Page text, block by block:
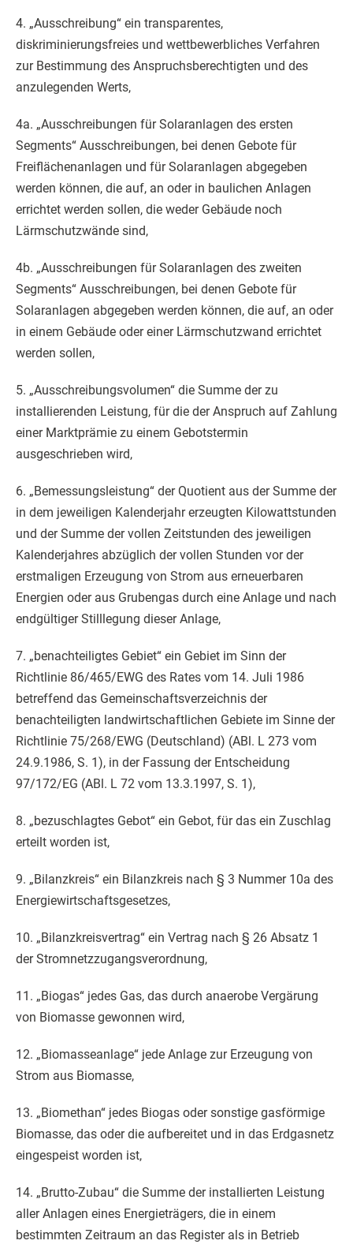
4. „Ausschreibung“ ein transparentes,
diskriminierungsfreies und wettbewerbliches Verfahren
zur Bestimmung des Anspruchsberechtigten und des
anzulegenden Werts,
4a. „Ausschreibungen für Solaranlagen des ersten
Segments“ Ausschreibungen, bei denen Gebote für
Freiflächenanlagen und für Solaranlagen abgegeben
werden können, die auf, an oder in baulichen Anlagen
errichtet werden sollen, die weder Gebäude noch
Lärmschutzwände sind,
4b. „Ausschreibungen für Solaranlagen des zweiten
Segments“ Ausschreibungen, bei denen Gebote für
Solaranlagen abgegeben werden können, die auf, an oder
in einem Gebäude oder einer Lärmschutzwand errichtet
werden sollen,
5. „Ausschreibungsvolumen“ die Summe der zu
installierenden Leistung, für die der Anspruch auf Zahlung
einer Marktprämie zu einem Gebotstermin
ausgeschrieben wird,
6. „Bemessungsleistung“ der Quotient aus der Summe der
in dem jeweiligen Kalenderjahr erzeugten Kilowattstunden
und der Summe der vollen Zeitstunden des jeweiligen
Kalenderjahres abzüglich der vollen Stunden vor der
erstmaligen Erzeugung von Strom aus erneuerbaren
Energien oder aus Grubengas durch eine Anlage und nach
endgültiger Stilllegung dieser Anlage,
7. „benachteiligtes Gebiet“ ein Gebiet im Sinn der
Richtlinie 86/465/EWG des Rates vom 14. Juli 1986
betreffend das Gemeinschaftsverzeichnis der
benachteiligten landwirtschaftlichen Gebiete im Sinne der
Richtlinie 75/268/EWG (Deutschland) (ABl. L 273 vom
24.9.1986, S. 1), in der Fassung der Entscheidung
97/172/EG (ABl. L 72 vom 13.3.1997, S. 1),
8. „bezuschlagtes Gebot“ ein Gebot, für das ein Zuschlag
erteilt worden ist,
9. „Bilanzkreis“ ein Bilanzkreis nach § 3 Nummer 10a des
Energiewirtschaftsgesetzes,
10. „Bilanzkreisvertrag“ ein Vertrag nach § 26 Absatz 1
der Stromnetzzugangsverordnung,
11. „Biogas“ jedes Gas, das durch anaerobe Vergärung
von Biomasse gewonnen wird,
12. „Biomasseanlage“ jede Anlage zur Erzeugung von
Strom aus Biomasse,
13. „Biomethan“ jedes Biogas oder sonstige gasförmige
Biomasse, das oder die aufbereitet und in das Erdgasnetz
eingespeist worden ist,
14. „Brutto-Zubau“ die Summe der installierten Leistung
aller Anlagen eines Energieträgers, die in einem
bestimmten Zeitraum an das Register als in Betrieb